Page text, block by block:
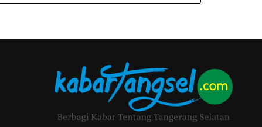
yang...